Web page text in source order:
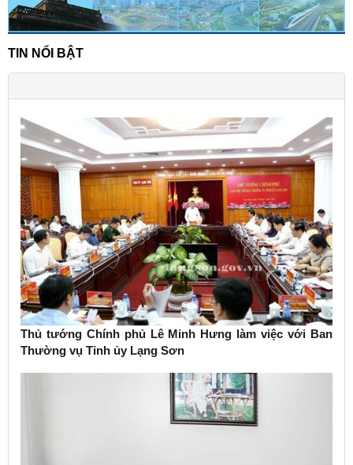
TIN NỔI BẬT
Thủ tướng Chính phủ Lê Minh Hưng làm việc với Ban
Thường vụ Tỉnh ủy Lạng Sơn